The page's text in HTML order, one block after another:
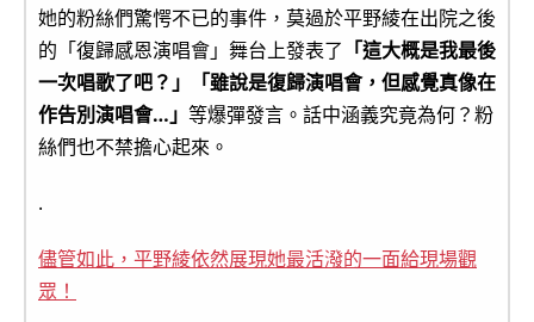
她的粉絲們驚愕不已的事件，莫過於平野綾在出院之後
的「復歸感恩演唱會」舞台上發表了 「這大概是我最後
一次唱歌了吧？」「雖說是復歸演唱會，但感覺真像在
作告別演唱會…」 等爆彈發言。話中涵義究竟為何？粉
絲們也不禁擔心起來。
.
儘管如此，平野綾依然展現她最活潑的一面給現場觀
眾！